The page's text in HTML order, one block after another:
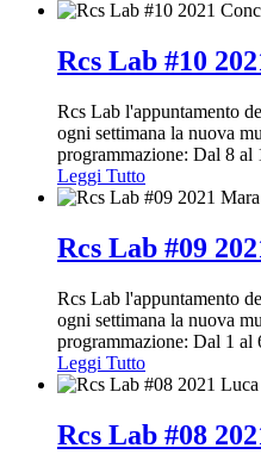
Rcs Lab #10
Rcs Lab l'appuntamento
ogni settimana la nuova
programmazione: Dal 8 al
Leggi Tutto
Rcs Lab #09
Rcs Lab l'appuntamento
ogni settimana la nuova
programmazione: Dal 1 al
Leggi Tutto
Rcs Lab #08